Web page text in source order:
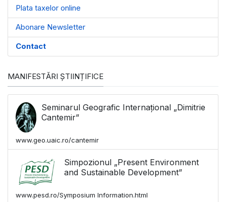
Plata taxelor online
Abonare Newsletter
Contact
MANIFESTĂRI ȘTIINȚIFICE
Seminarul Geografic Internațional „Dimitrie
Cantemir”
www.geo.uaic.ro/cantemir
Simpozionul „Present Environment
and Sustainable Development”
www.pesd.ro/Symposium Information.html